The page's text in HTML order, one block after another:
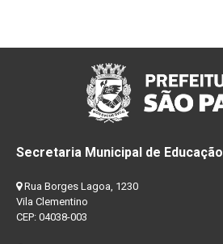
Secretaria Municipal de Educação
Rua Borges Lagoa, 1230
Vila Clementino
CEP: 04038-003